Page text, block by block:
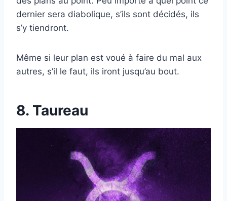
dernier sera diabolique, s’ils sont décidés, ils
s’y tiendront.
Même si leur plan est voué à faire du mal aux
autres, s’il le faut, ils iront jusqu’au bout.
8. Taureau